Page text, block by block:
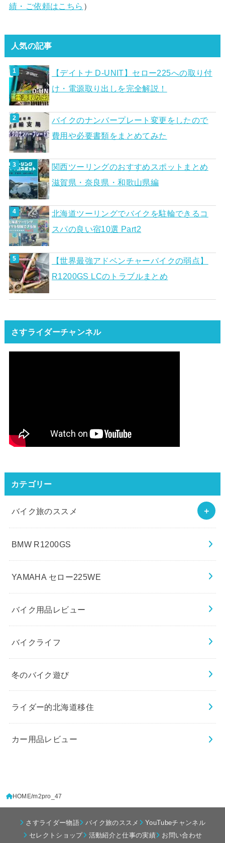
績・ご依頼はこちら ）
人気の記事
【デイトナ D-UNIT】セロー225への取り付
け・電源取り出しを完全解説！
バイクのナンバープレート変更をしたので
費用や必要書類をまとめてみた
関西ツーリングのおすすめスポットまとめ
滋賀県・奈良県・和歌山県編
北海道ツーリングでバイクを駐輪できるコ
スパの良い宿10選 Part2
【世界最強アドベンチャーバイクの弱点】
R1200GS LCのトラブルまとめ
さすライダーチャンネル
カテゴリー
バイク旅のススメ
BMW R1200GS
YAMAHA セロー225WE
バイク用品レビュー
バイクライフ
冬のバイク遊び
ライダー的北海道移住
カー用品レビュー
HOME m2pro_47
さすライダー物語 バイク旅のススメ
YouTubeチャンネル
セレクトショップ
活動紹介と仕事の実績 お問い合わせ